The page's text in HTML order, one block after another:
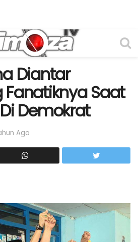
Diantar
Fanatiknya Saat
Demokrat
Ago